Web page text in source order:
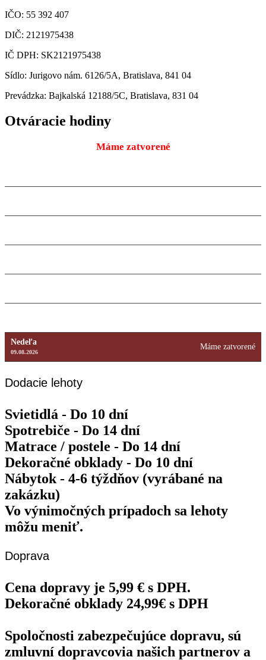
IČO: 55 392 407
DIČ: 2121975438
IČ DPH: SK2121975438
Sídlo: Jurigovo nám. 6126/5A, Bratislava, 841 04
Prevádzka: Bajkalská 12188/5C, Bratislava, 831 04
Otváracie hodiny
Máme zatvorené
Nedeľa
09.08.2026
Máme zatvorené
Dodacie lehoty
Svietidlá - Do 10 dní
Spotrebiče - Do 14 dní
Matrace / postele - Do 14 dní
Dekoračné obklady - Do 10 dní
Nábytok - 4-6 týždňov (vyrábané na
zakázku)
Vo výnimočných prípadoch sa lehoty
môžu meniť.
Doprava
Cena dopravy je 5,99 € s DPH.
Dekoračné obklady 24,99€ s DPH
Spoločnosti zabezpečujúce dopravu, sú
zmluvní dopravcovia našich partnerov a